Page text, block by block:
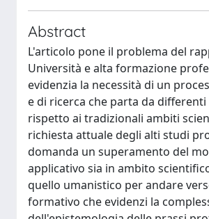
Abstract
L'articolo pone il problema del
Università e alta formazione
evidenzia la necessità di un
e di ricerca che parta da
rispetto ai tradizionali ambiti
richiesta attuale degli alti studi
domanda un superamento del
applicativo sia in ambito
quello umanistico per andare
formativo che evidenzi la